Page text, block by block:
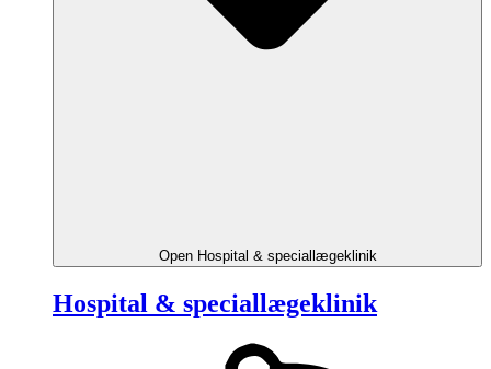
Open Hospital & speciallægeklinik
Hospital & speciallægeklinik